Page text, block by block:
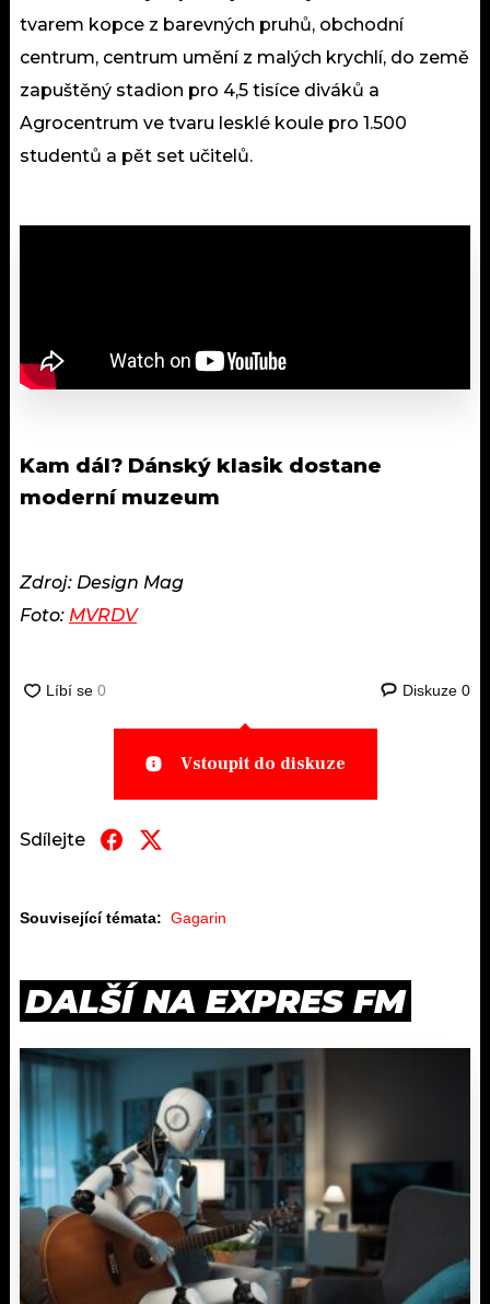
tvarem kopce z barevných pruhů, obchodní
centrum, centrum umění z malých krychlí, do země
zapuštěný stadion pro 4,5 tisíce diváků a
Agrocentrum ve tvaru lesklé koule pro 1.500
studentů a pět set učitelů.
Kam dál? Dánský klasik dostane
moderní muzeum
Zdroj: Design Mag
Foto: MVRDV
Diskuze 0
Vstoupit do diskuze
Sdílejte
Související témata: Gagarin
DALŠÍ NA EXPRES FM